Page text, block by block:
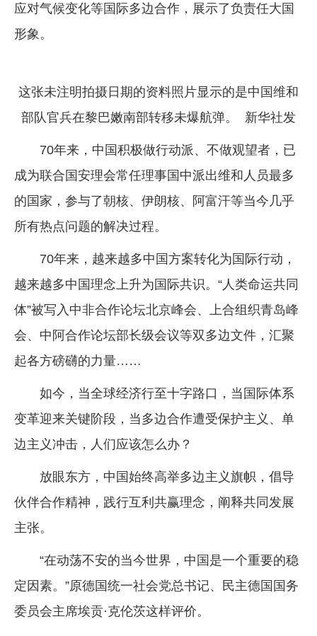
应对气候变化等国际多边合作，展示了负责任大国
形象。
这张未注明拍摄日期的资料照片显示的是中国维和
部队官兵在黎巴嫩南部转移未爆航弹。 新华社发
70年来，中国积极做行动派、不做观望者，已
成为联合国安理会常任理事国中派出维和人员最多
的国家，参与了朝核、伊朗核、阿富汗等当今几乎
所有热点问题的解决过程。
70年来，越来越多中国方案转化为国际行动，
越来越多中国理念上升为国际共识。“人类命运共同
体”被写入中非合作论坛北京峰会、上合组织青岛峰
会、中阿合作论坛部长级会议等双多边文件，汇聚
起各方磅礴的力量……
如今，当全球经济行至十字路口，当国际体系
变革迎来关键阶段，当多边合作遭受保护主义、单
边主义冲击，人们应该怎么办？
放眼东方，中国始终高举多边主义旗帜，倡导
伙伴合作精神，践行互利共赢理念，阐释共同发展
主张。
“在动荡不安的当今世界，中国是一个重要的稳
定因素。”原德国统一社会党总书记、民主德国国务
委员会主席埃贡·克伦茨这样评价。